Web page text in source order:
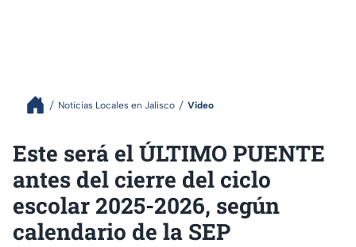
Noticias Locales en Jalisco Video
Este será el ÚLTIMO PUENTE
antes del cierre del ciclo
escolar 2025-2026, según
calendario de la SEP